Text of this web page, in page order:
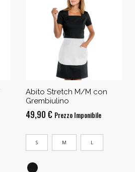
Abito Stretch M/M con
Grembiulino
49,90 € Prezzo Imponibile
S M L